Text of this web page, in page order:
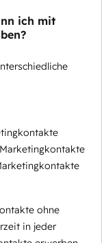
ich mit
ohne
in jeder